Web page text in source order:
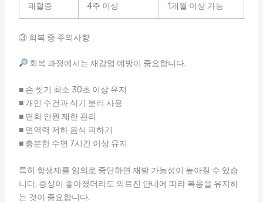
패혈증 4주 이상 1개월 이상 가능
③ 회복 중 주의사항
회복 과정에서는 재감염 예방이 중요합니다.
■ 손 씻기 최소 30초 이상 유지
■ 개인 수건과 식기 분리 사용
■ 면회 인원 제한 관리
■ 면역력 저하 음식 피하기
■ 충분한 수면 7시간 이상 유지
특히 항생제를 임의로 중단하면 재발 가능성이 높아질 수 있습
니다. 증상이 좋아졌더라도 의료진 안내에 따라 복용을 유지하
는 것이 중요합니다.